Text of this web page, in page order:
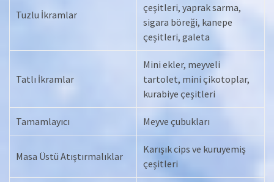
Tuzlu İkramlar
çeşitleri, yaprak sarma,
sigara böreği, kanepe
çeşitleri, galeta
Tatlı İkramlar
Mini ekler, meyveli
tartolet, mini çikotoplar,
kurabiye çeşitleri
Tamamlayıcı Meyve çubukları
Masa Üstü Atıştırmalıklar
Karışık cips ve kuruyemiş
çeşitleri